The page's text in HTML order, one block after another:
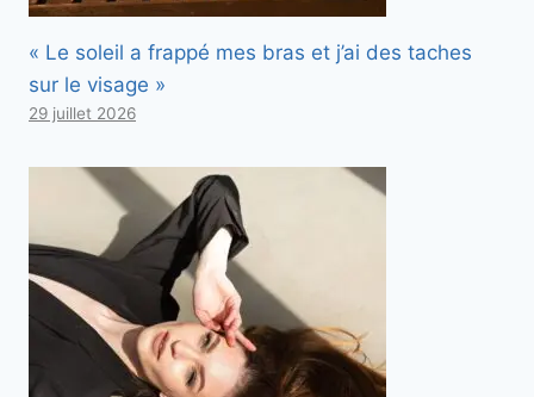
« Le soleil a frappé mes bras et j’ai des taches
sur le visage »
29 juillet 2026